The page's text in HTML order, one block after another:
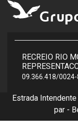
RECREIO RIO
09.366.418/0024-
Estrada
par -